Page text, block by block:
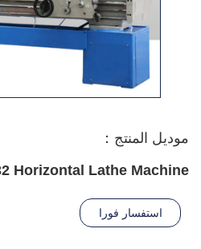
موديل المنتج：
Horizontal Lathe Machine
استفسار فورا